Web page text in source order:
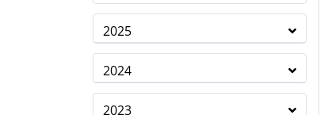
2025
2024
2023